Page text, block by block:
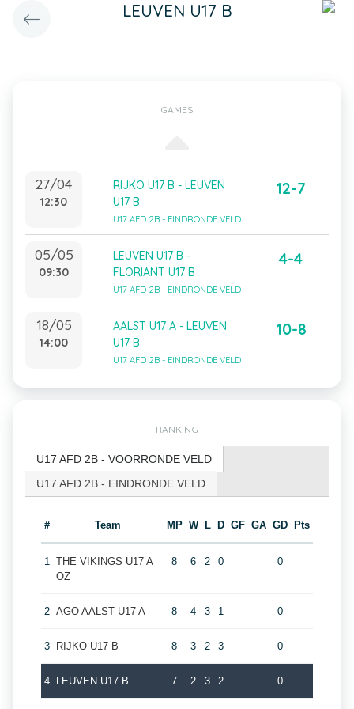
LEUVEN U17 B
GAMES
27/04
12:30
RIJKO U17 B - LEUVEN
U17 B
U17 AFD 2B - EINDRONDE VELD
12-7
05/05
09:30
LEUVEN U17 B -
FLORIANT U17 B
U17 AFD 2B - EINDRONDE VELD
4-4
18/05
14:00
AALST U17 A - LEUVEN
U17 B
U17 AFD 2B - EINDRONDE VELD
10-8
RANKING
U17 AFD 2B - VOORRONDE VELD
U17 AFD 2B - EINDRONDE VELD
# Team MP W L D GF GA GD Pts
1 THE VIKINGS U17 A
OZ
8 6 2 0 0
2 AGO AALST U17 A 8 4 3 1 0
3 RIJKO U17 B 8 3 2 3 0
4 LEUVEN U17 B 7 2 3 2 0